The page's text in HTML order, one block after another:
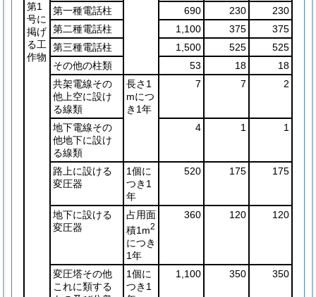
第1
号に
掲げ
る工
作物
第一種電話柱
690 230
230
第二種電話柱
1,100 375
375
第三種電話柱
1,500 525
525
その他の柱類
53 18
18
共架電線その
他上空に設け
る線類
長さ1
mにつ
き1年
7 7 2
地下電線その
他地下に設け
る線類
4 1 1
路上に設ける
変圧器
1個に
つき1
年
520 175 175
地下に設ける
変圧器
占用面
積1m2
につき
1年
360 120 120
変圧塔その他
これに類する
1個に
つき1
1,100 350 350